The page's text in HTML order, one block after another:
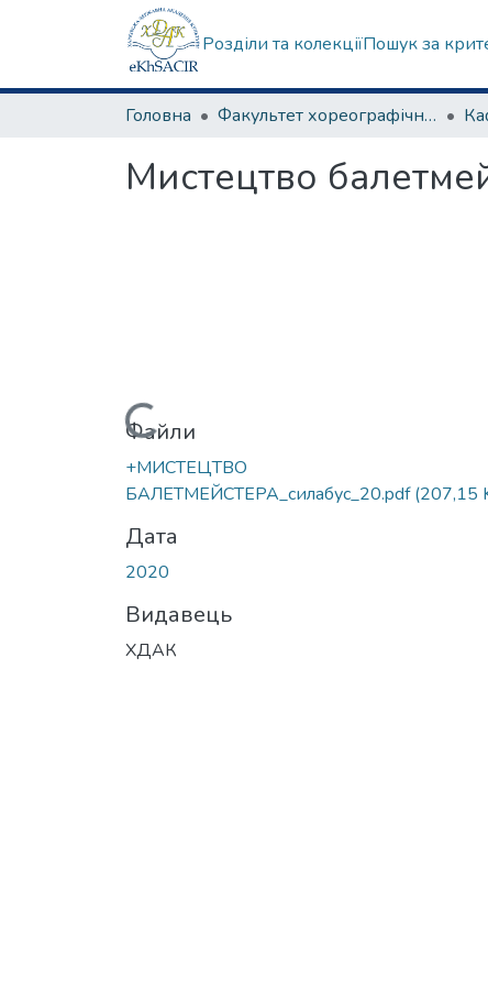
Розділи та колекціїПошук за
Головна Факультет хореографічного мистецтва
Мистецтво
Вантажиться...
Файли
+МИСТЕЦТВО
БАЛЕТМЕЙСТЕРА_силабус_20.pdf(207,15
Дата
2020
Видавець
ХДАК